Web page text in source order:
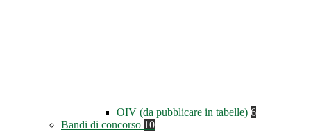
OIV (da pubblicare in tabelle) 6
Bandi di concorso 10